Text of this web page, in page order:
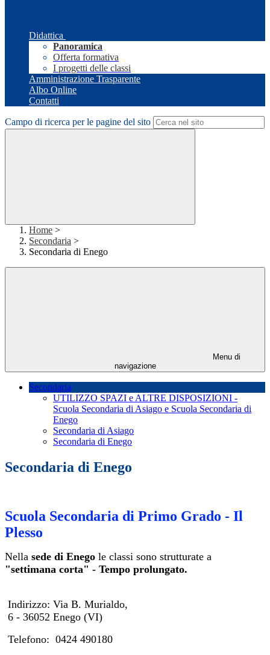
Didattica
Panoramica
Offerta formativa
I progetti delle classi
Amministrazione Trasparente
Albo Online
Contatti
Campo di ricerca per le pagine del sito
Home >
Secondaria >
Secondaria di Enego
Menu di
navigazione
Secondaria
UTILIZZO SPAZI e ALTRE DISPOSIZIONI -
Scuola Secondaria di Asiago e Scuola Secondaria di
Enego
Secondaria di Asiago
Secondaria di Enego
Secondaria di Enego
Scuola Secondaria di Primo Grado - Il
Plesso
Nella sede di Enego le classi sono strutturate a
"settimana corta" - Tempo prolungato.
Indirizzo: Via B. Murialdo,
6 - 36052 Enego (VI)
Telefono: 0424 490180